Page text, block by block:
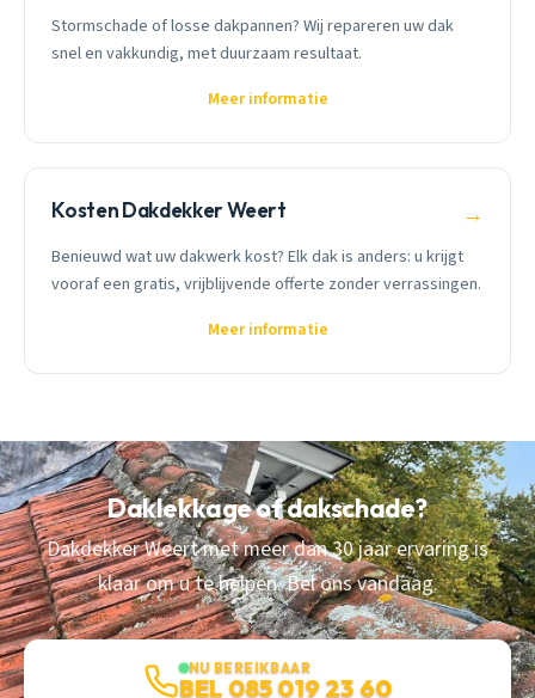
Stormschade of losse dakpannen? Wij repareren uw dak
snel en vakkundig, met duurzaam resultaat.
Meer informatie
Kosten Dakdekker Weert →
Benieuwd wat uw dakwerk kost? Elk dak is anders: u krijgt
vooraf een gratis, vrijblijvende offerte zonder verrassingen.
Meer informatie
Daklekkage of dakschade?
Dakdekker Weert met meer dan 30 jaar ervaring is
klaar om u te helpen. Bel ons vandaag.
NU BEREIKBAAR
BEL 085 019 23 60